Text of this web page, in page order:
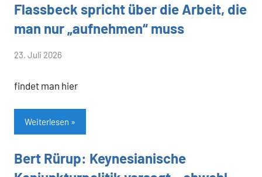
Allgemein
Flassbeck spricht über die Arbeit, die
man nur „aufnehmen“ muss
von
Flassbeck
23. Juli 2026
findet man hier
Weiterlesen
Allgemein
Bert Rürup: Keynesianische